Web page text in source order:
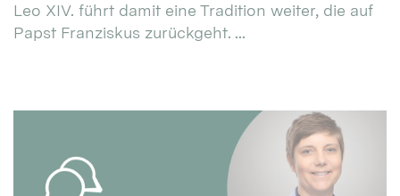
Leo XIV. führt damit eine Tradition weiter, die auf
Papst Franziskus zurückgeht. ...